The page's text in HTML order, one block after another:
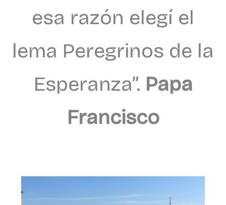
esa razón elegí el
lema Peregrinos de la
Esperanza”. Papa
Francisco